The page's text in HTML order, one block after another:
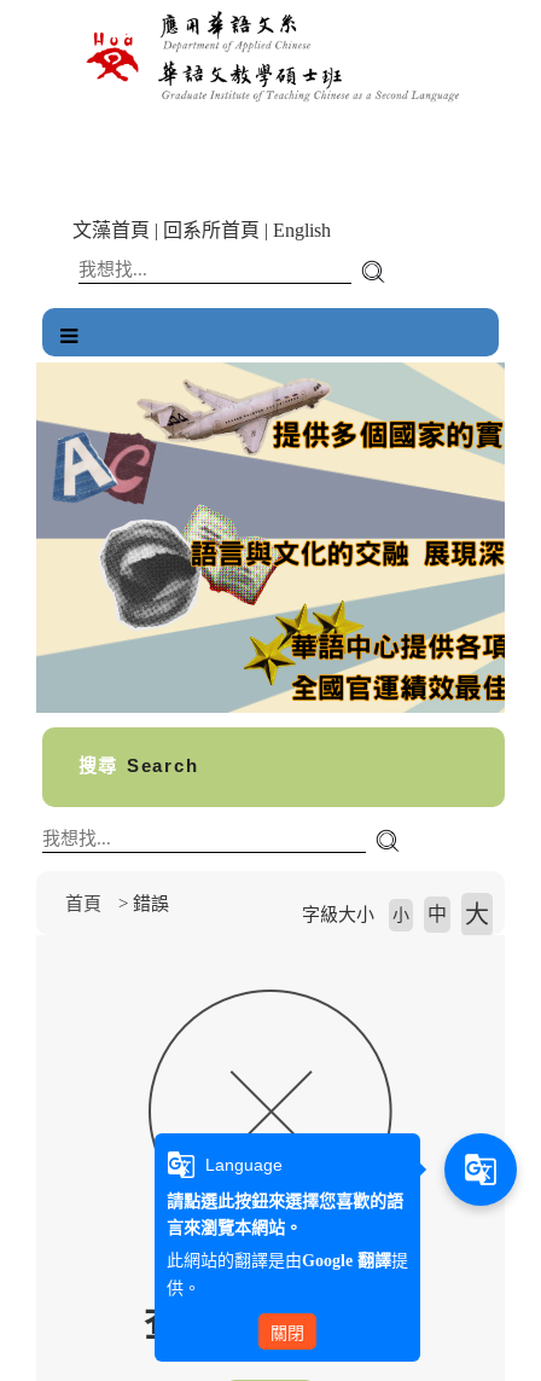
文藻首頁 | 回系所首頁 | English
搜尋 Search
首頁 錯誤
字級大小 小 中 大
查無此師資資料
g_translate Language
請點選此按鈕來選擇您喜歡的語
言來瀏覽本網站。
此網站的翻譯是由Google 翻譯提
供。
關閉
g_translate